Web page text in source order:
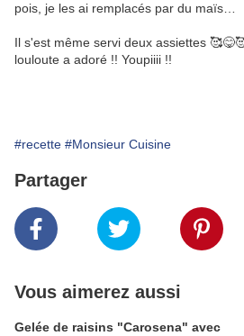
pois, je les ai remplacés par du maïs…
Il s'est même servi deux assiettes
louloute a adoré !! Youpiiii !!
#recette #Monsieur Cuisine
Partager
Vous aimerez aussi
Gelée de raisins "Carosena" avec